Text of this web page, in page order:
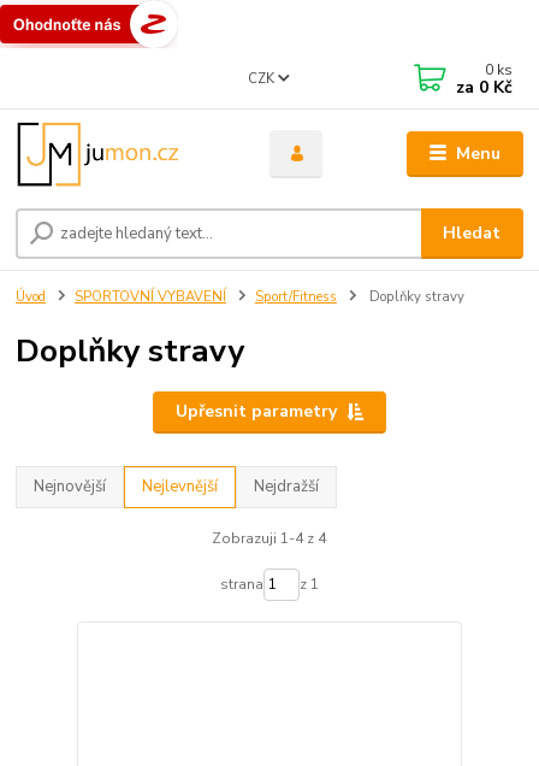
Menu
CZK
Hledat
0 ks
za 0 Kč
Úvod SPORTOVNÍ VYBAVENÍ Sport/Fitness Doplňky stravy
Doplňky stravy
Upřesnit parametry
Nejnovější Nejlevnější Nejdražší
Zobrazuji 1-4 z 4
strana z 1